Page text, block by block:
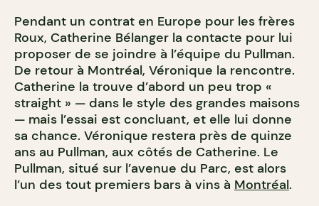
Pendant un contrat en Europe pour les frères
Roux, Catherine Bélanger la contacte pour lui
proposer de se joindre à l’équipe du Pullman.
De retour à Montréal, Véronique la rencontre.
Catherine la trouve d’abord un peu trop «
straight » — dans le style des grandes maisons
— mais l’essai est concluant, et elle lui donne
sa chance. Véronique restera près de quinze
ans au Pullman, aux côtés de Catherine. Le
Pullman, situé sur l’avenue du Parc, est alors
l’un des tout premiers bars à vins à Montréal.